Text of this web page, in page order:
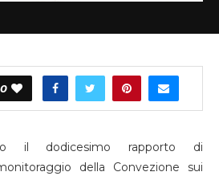
0
il dodicesimo rapporto di
della Convezione sui